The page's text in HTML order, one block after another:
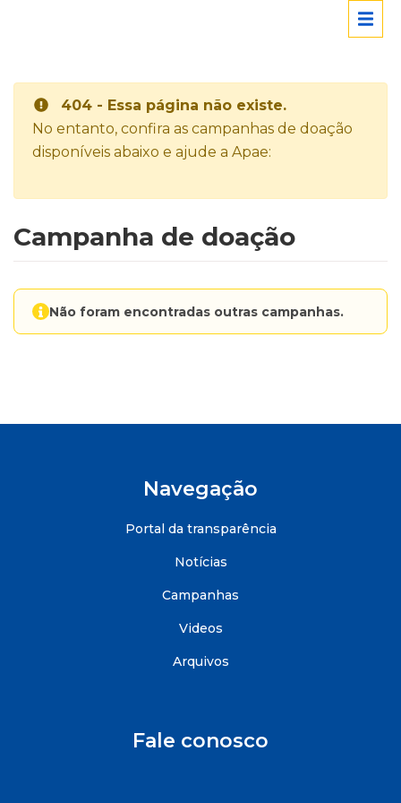
404 - Essa página não existe.
No entanto, confira as campanhas de doação
disponíveis abaixo e ajude a Apae:
Campanha de doação
Não foram encontradas outras campanhas.
Navegação
Portal da transparência
Notícias
Campanhas
Videos
Arquivos
Fale conosco